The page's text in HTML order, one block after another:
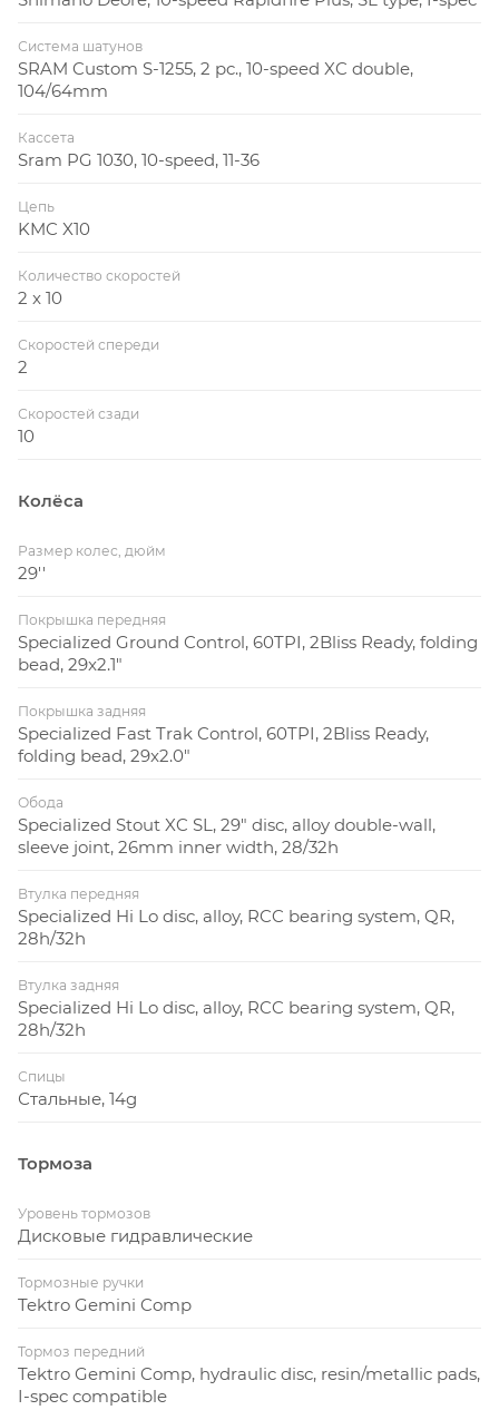
Система шатунов
SRAM Custom S-1255, 2 pc., 10-speed XC double,
104/64mm
Кассета
Sram PG 1030, 10-speed, 11-36
Цепь
KMC X10
Количество скоростей
2 x 10
Скоростей спереди
2
Скоростей сзади
10
Колёса
Размер колес, дюйм
29''
Покрышка передняя
Specialized Ground Control, 60TPI, 2Bliss Ready, folding
bead, 29x2.1"
Покрышка задняя
Specialized Fast Trak Control, 60TPI, 2Bliss Ready,
folding bead, 29x2.0"
Обода
Specialized Stout XC SL, 29" disc, alloy double-wall,
sleeve joint, 26mm inner width, 28/32h
Втулка передняя
Specialized Hi Lo disc, alloy, RCC bearing system, QR,
28h/32h
Втулка задняя
Specialized Hi Lo disc, alloy, RCC bearing system, QR,
28h/32h
Спицы
Стальные, 14g
Тормоза
Уровень тормозов
Дисковые гидравлические
Тормозные ручки
Tektro Gemini Comp
Тормоз передний
Tektro Gemini Comp, hydraulic disc, resin/metallic pads,
I-spec compatible